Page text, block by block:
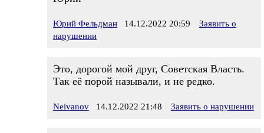
Юрий Фельдман 14.12.2022 20:59
Заявить о
нарушении
Это, дорогой мой друг, Советская Власть.
Так её порой называли, и не редко.
Neivanov 14.12.2022 21:48 Заявить о нарушении